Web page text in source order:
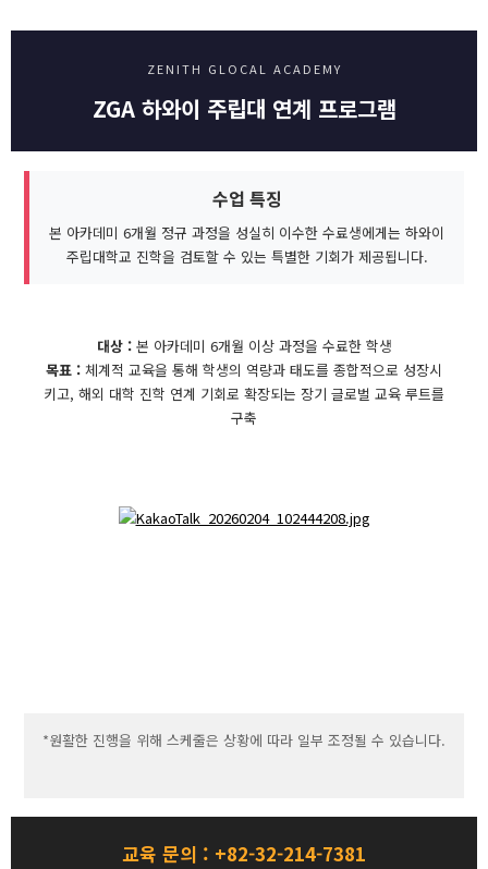
ZENITH GLOCAL ACADEMY
ZGA 하와이 주립대 연계 프로그램
수업 특징
본 아카데미 6개월 정규 과정을 성실히 이수한 수료생에게는 하와이
주립대학교 진학을 검토할 수 있는 특별한 기회가 제공됩니다.
대상 :본 아카데미 6개월 이상 과정을 수료한 학생
목표 : 체계적 교육을 통해 학생의 역량과 태도를 종합적으로 성장시
키고, 해외 대학 진학 연계 기회로 확장되는 장기 글로벌 교육 루트를
구축
*원활한 진행을 위해 스케줄은 상황에 따라 일부 조정될 수 있습니다.
교육 문의 : +82-32-214-7381